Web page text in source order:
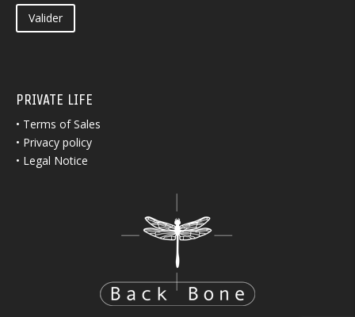
Valider
PRIVATE LIFE
• Terms of Sales
• Privacy policy
• Legal Notice